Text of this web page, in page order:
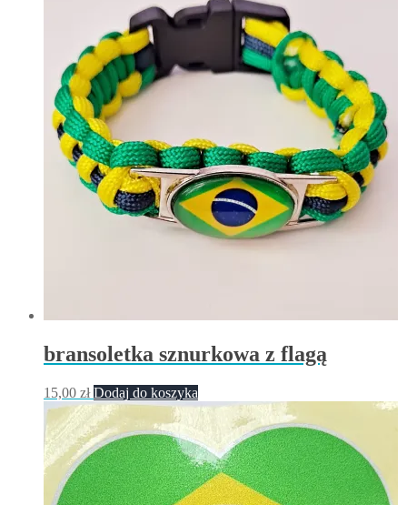
bransoletka sznurkowa z flagą
15,00 zł Dodaj do koszyka